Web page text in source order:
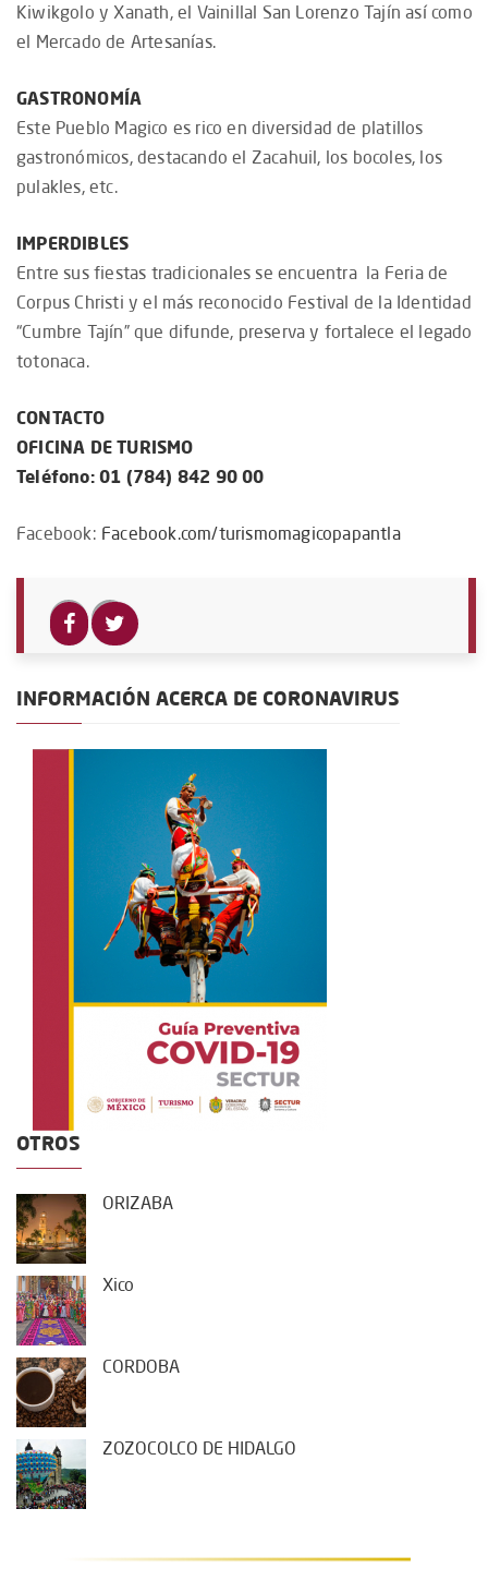
Kiwikgolo y Xanath, el Vainillal San Lorenzo Tajín así como
el Mercado de Artesanías.
GASTRONOMÍA
Este Pueblo Magico es rico en diversidad de platillos
gastronómicos, destacando el Zacahuil, los bocoles, los
pulakles, etc.
IMPERDIBLES
Entre sus fiestas tradicionales se encuentra la Feria de
Corpus Christi y el más reconocido Festival de la Identidad
“Cumbre Tajín” que difunde, preserva y fortalece el legado
totonaca.
CONTACTO
OFICINA DE TURISMO
Teléfono: 01 (784) 842 90 00
Facebook: Facebook.com/turismomagicopapantla
INFORMACIÓN ACERCA DE CORONAVIRUS
OTROS
ORIZABA
Xico
CORDOBA
ZOZOCOLCO DE HIDALGO